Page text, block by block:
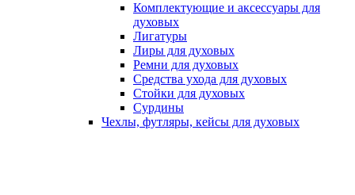
Комплектующие и аксессуары для
духовых
Лигатуры
Лиры для духовых
Ремни для духовых
Средства ухода для духовых
Стойки для духовых
Сурдины
Чехлы, футляры, кейсы для духовых